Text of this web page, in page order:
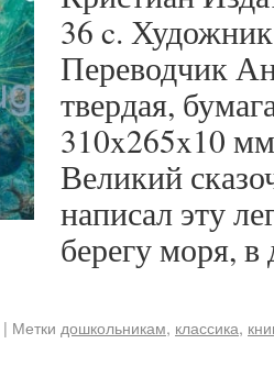
36 c.
Переводчик
твердая,
310x265x10
Великий
написал эту
берегу моря,
| Метки дошкольникам, классика,